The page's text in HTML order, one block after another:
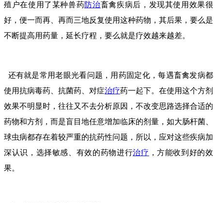
殖户在使用了某种兽药防治畜禽疾病后，发现其使用效果很
好，便一而再、再而三地反复使用这种药物，其后果，要么是
不断提高用药量，延长疗程，要么就是疗效越来越差。
还有就是常用老眼光看问题，用药固定化，每遇畜禽发病都
使用抗病毒药、抗菌药、对症治疗药一起下。在使用这个方剂
效果不明显时，往往又不去分析原因，不改变思路选择合适的
药物和方剂，而是盲目地任意增加临床的剂量，如大肠杆菌、
球虫病都存在着较严重的抗药性问题，所以，应对这些疾病加
深认识，选择敏感、有效的药物进行治疗 ，方能收到好的效
果。